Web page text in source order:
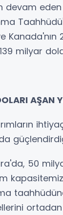
devam
139 milyar
AŞAN
da
50
ortadan